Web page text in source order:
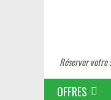
Réserver votre
OFFRES